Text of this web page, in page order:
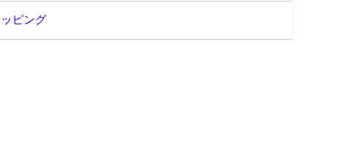
ピング